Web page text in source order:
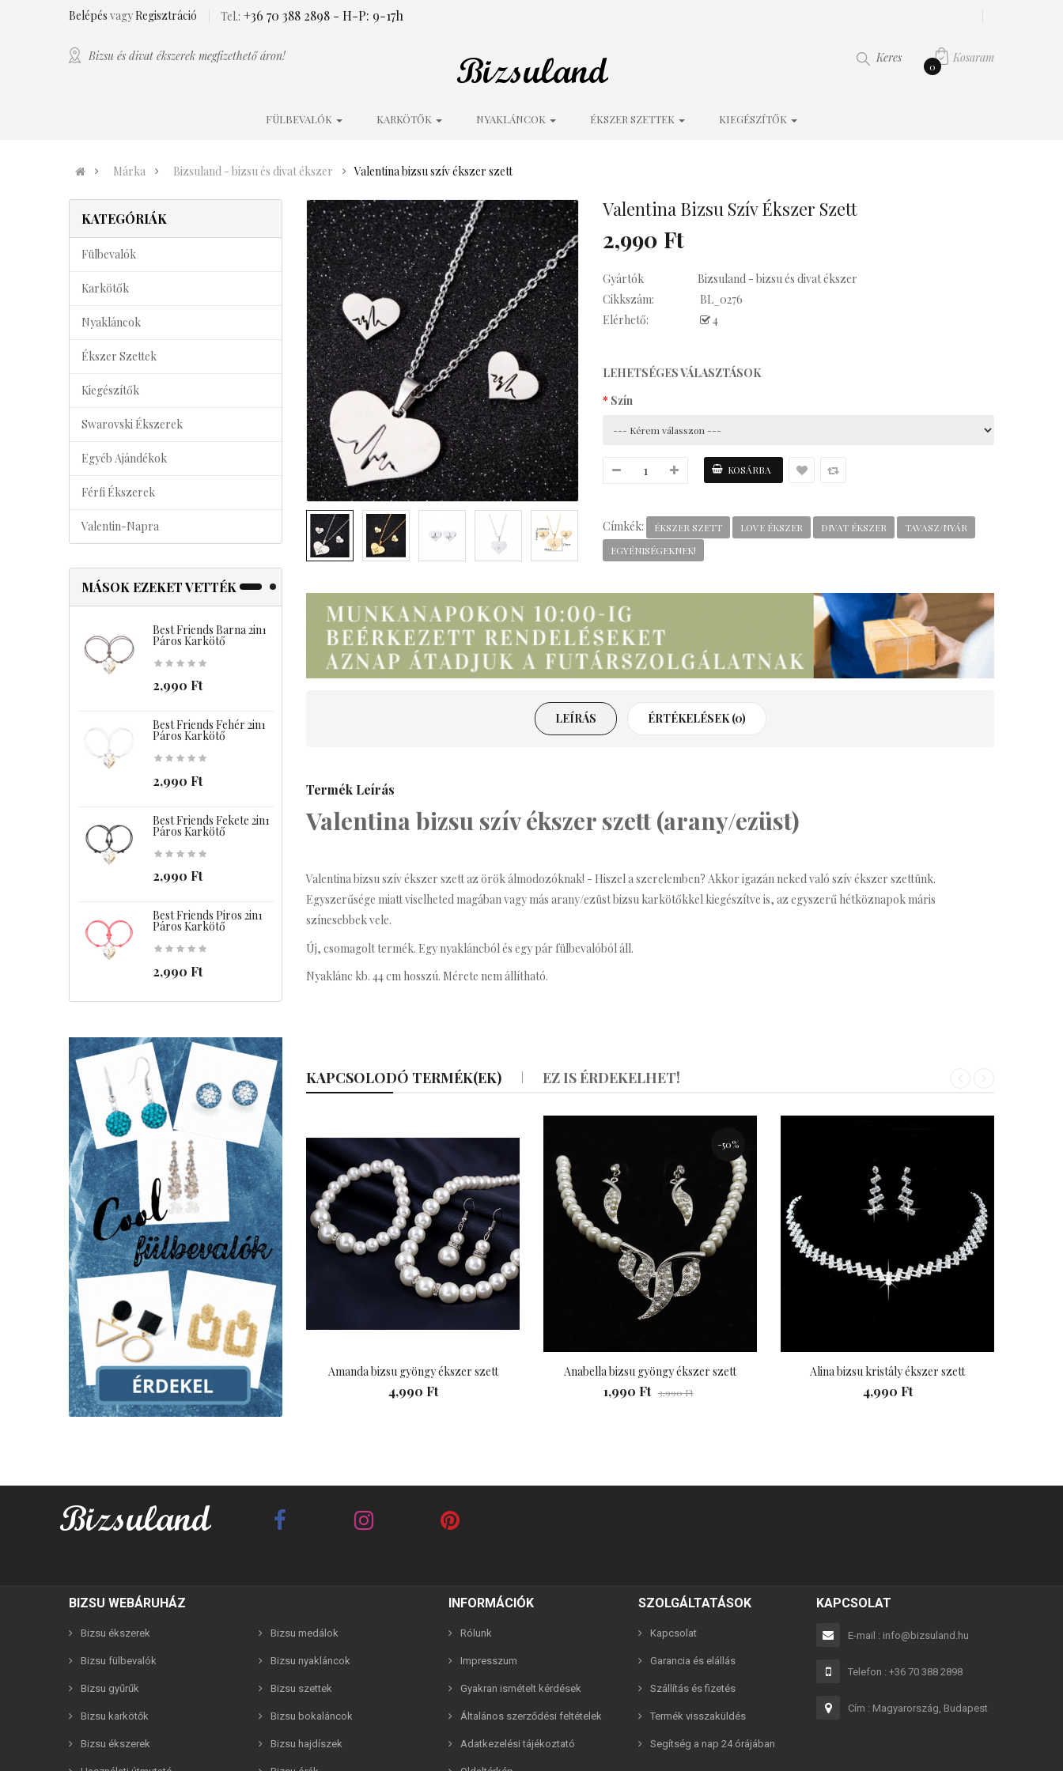
Belépés vagyRegisztráció Tel.: +36 70 388 2898 - H-P: 9-17h
Bizsu és divat ékszerek megfizethető áron! Kosaram
0
Keres
FÜLBEVALÓK KARKÖTŐK NYAKLÁNCOK ÉKSZER SZETTEK KIEGÉSZÍTŐK
Márka Bizsuland - bizsu és divat ékszer Valentina bizsu szív ékszer szett
KATEGÓRIÁK
Fülbevalók
Karkötők
Nyakláncok
Ékszer Szettek
Kiegészítők
Swarovski Ékszerek
Egyéb Ajándékok
Férfi Ékszerek
Valentin-Napra
MÁSOK EZEKET VETTÉK
Best Friends Barna 2in1
Páros Karkötő
2,990 Ft
Best Friends Fehér 2in1
Páros Karkötő
2,990 Ft
Best Friends Fekete 2in1
Páros Karkötő
2,990 Ft
Best Friends Piros 2in1
Páros Karkötő
2,990 Ft
Beverly Bizsu Statement
Nyaklánc
3,590 Ft
Britney Bizsu Statement
Nyaklánc
3,990 Ft
Café Bizsu Kávés
Nyaklánc
990 Ft
Valentina Bizsu Szív Ékszer Szett
2,990 Ft
Gyártók
Bizsuland - bizsu és divat ékszer
Cikkszám:
BL_0276
Elérhető:
4
LEHETSÉGES VÁLASZTÁSOK
Szín
Címkék: ÉKSZER SZETT LOVE ÉKSZER DIVAT ÉKSZER
TAVASZ/NYÁR
EGYÉNISÉGEKNEK!
LEÍRÁS ÉRTÉKELÉSEK (0)
Termék Leírás
Valentina bizsu szív ékszer szett (arany/ezüst)
Valentina bizsu szív ékszer szett az örök álmodozóknak! - Hiszel a szerelemben? Akkor igazán neked való szív ékszer szettünk.
Egyszerűsége miatt viselheted magában vagy más arany/ezüst bizsu karkötőkkel kiegészítve is, az egyszerű hétköznapok máris
színesebbek vele.
Új, csomagolt termék. Egy nyakláncból és egy pár fülbevalóból áll.
Nyaklánc kb. 44 cm hosszú. Mérete nem állítható.
KAPCSOLODÓ TERMÉK(EK) EZ IS ÉRDEKELHET!
Amanda bizsu gyöngy ékszer szett
4,990 Ft
-50%
Anabella bizsu gyöngy ékszer szett
1,990 Ft 3,990 Ft
Alina bizsu kristály ékszer szett
4,990 Ft
Best Friends barna 2in1 páros karkötő Best Friends fehér 2in1 páros karkötő Best Friends fekete 2in1 páros karkötő
BIZSU WEBÁRUHÁZ
Bizsu ékszerek
Bizsu fülbevalók
Bizsu gyűrűk
Bizsu karkötők
Bizsu ékszerek
Bizsu medálok
Bizsu nyakláncok
Bizsu szettek
Bizsu bokaláncok
Bizsu hajdíszek
INFORMÁCIÓK
Rólunk
Impresszum
Gyakran ismételt kérdések
Általános szerződési feltételek
Adatkezelési tájékoztató
SZOLGÁLTATÁSOK
Kapcsolat
Garancia és elállás
Szállítás és fizetés
Termék visszaküldés
Segítség a nap 24 órájában
KAPCSOLAT
E-mail : info@bizsuland.hu
Telefon : +36 70 388 2898
Cím : Magyarország, Budapest